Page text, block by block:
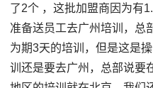
了2个 ，这批加盟商因为有
准备送员工去广州培训，总
为期3天的培训，但是这是
训还是要去广州，总部说要